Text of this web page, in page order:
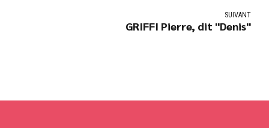
SUIVANT
GRIFFI Pierre, dit "Denis"